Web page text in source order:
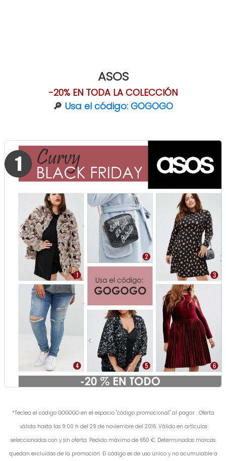
ASOS
-20% EN TODA LA COLECCIÓN
🔎 Usa el código: GOGOGO
*Teclea el código GOGOGO en el espacio "código promocional" al pagar . Oferta
válida hasta las 9:00 h del 29 de noviembre del 2016. Válido en artículos
seleccionados con y sin oferta. Pedido máximo de 650 €. Determinadas marcas
quedan excluidas de la promoción. El código es de uso único y no acumulable a